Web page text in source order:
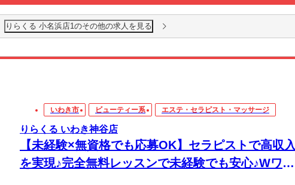
りらくる 小名浜店1のその他の求人を見る
いわき市 ビューティー系 エステ・セラピスト・マッサージ
りらくる いわき神谷店
【未経験×無資格でも応募OK】セラピストで高収入
を実現♪完全無料レッスンで未経験でも安心♪Wワー